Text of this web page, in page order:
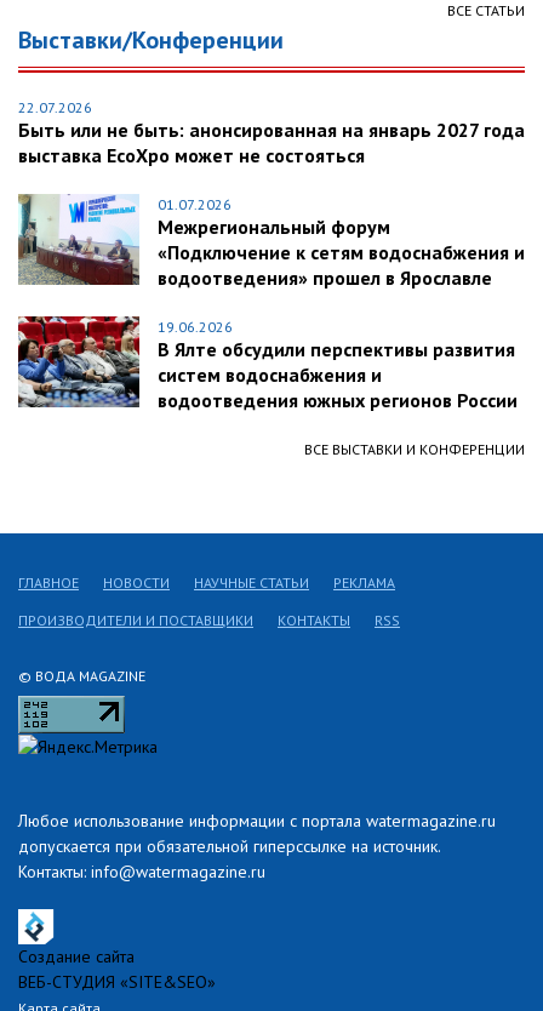
ВСЕ СТАТЬИ
Выставки/Конференции
22.07.2026
Быть или не быть: анонсированная на январь 2027 года
выставка EcoXpo может не состояться
01.07.2026
Межрегиональный форум
«Подключение к сетям водоснабжения и
водоотведения» прошел в Ярославле
19.06.2026
В Ялте обсудили перспективы развития
систем водоснабжения и
водоотведения южных регионов России
ВСЕ ВЫСТАВКИ И КОНФЕРЕНЦИИ
© ВОДА MAGAZINE
Любое использование информации с портала watermagazine.ru
допускается при обязательной гиперссылке на источник.
Контакты: info@watermagazine.ru
ГЛАВНОЕ НОВОСТИ НАУЧНЫЕ СТАТЬИ РЕКЛАМА
ПРОИЗВОДИТЕЛИ И ПОСТАВЩИКИ КОНТАКТЫ RSS
Создание сайта
ВЕБ-СТУДИЯ «SITE&SEO»